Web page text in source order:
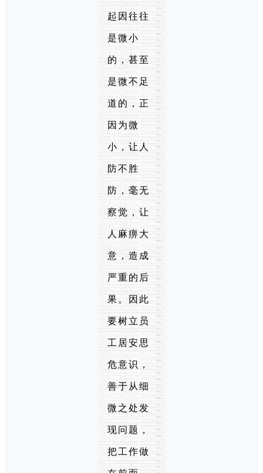
起因往往
是微小
的，甚至
是微不足
道的，正
因为微
小，让人
防不胜
防，毫无
察觉，让
人麻痹大
意，造成
严重的后
果。因此
要树立员
工居安思
危意识，
善于从细
微之处发
现问题，
把工作做